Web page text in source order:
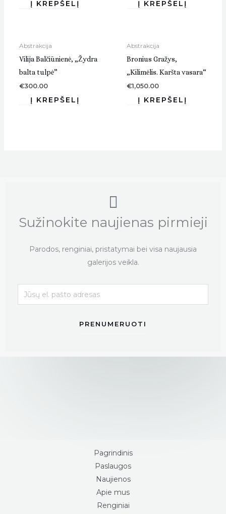
Abstrakcija
Vilija Balčiūnienė, „Žydra
balta tulpė”
€300.00
Abstrakcija
Bronius Gražys,
„Kilimėlis. Karšta vasara“
€1,050.00
Sužinokite naujienas pirmieji
Parodos, renginiai, pristatymai bei visa naujausia
galerijos veikla.
PRENUMERUOTI
Pagrindinis
Paslaugos
Naujienos
Apie mus
Renginiai